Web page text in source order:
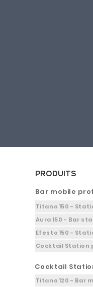
PRODUITS
Bar mobile
Titano 150 -
Aura 150 - Bar
Efesto 150 -
Cocktail Station
Cocktail
Titano 120 - Bar